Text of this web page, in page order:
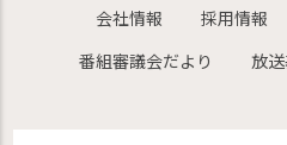
会社情報 採用情報
番組審議会だより
放